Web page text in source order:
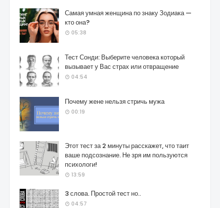
Самая умная женщина по знаку Зодиака —
кто она?
05:38
Тест Сонди: Выберите человека который
вызывает у Вас страх или отвращение
04:54
Почему жене нельзя стричь мужа
00:19
Этот тест за 2 минуты расскажет, что таит
ваше подсознание. Не зря им пользуются
психологи!
13:59
3 слова. Простой тест но..
04:57